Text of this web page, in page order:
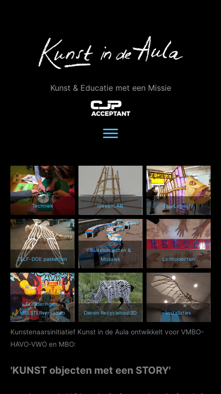
Kunst & Educatie met een Missie
Techniek IdeeënLAB Eco Logisch!
ZELF-DOE pakketten
Buitenobjecten &
Mozaïek
Lichtobjecten
Schilderingen:
MEESTERvervalsen
Dieren Recyclehout3D Installaties
Kunstenaarsinitiatief Kunst in de Aula ontwikkelt voor VMBO-
HAVO-VWO en MBO:
'KUNST objecten met een STORY'